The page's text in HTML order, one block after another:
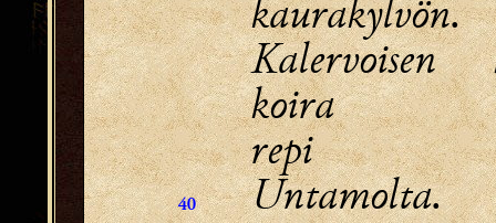
40
kaurakylvön.
Kalervoisen
koira
repi
Untamolta.